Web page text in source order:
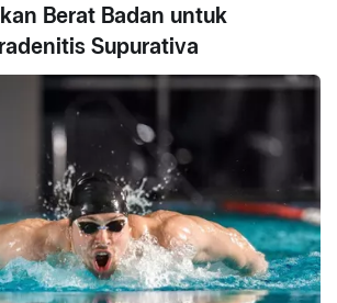
Berat Badan untuk
Supurativa